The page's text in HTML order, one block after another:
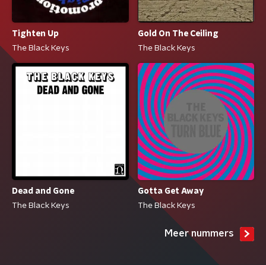
Tighten Up
The Black Keys
Gold On The Ceiling
The Black Keys
Dead and Gone
The Black Keys
Gotta Get Away
The Black Keys
Meer nummers